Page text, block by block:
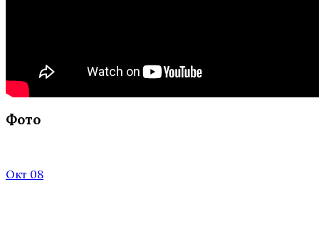
Фото
Окт 08